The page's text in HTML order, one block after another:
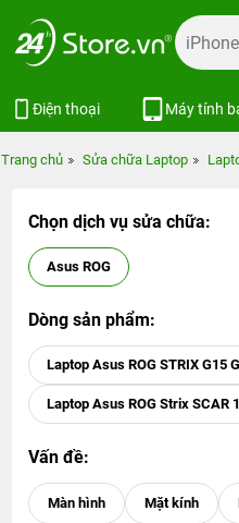
Điện thoại Máy tính
Trang chủ Sửa chữa Laptop
Chọn dịch vụ sửa chữa:
Asus ROG
Dòng sản phẩm:
Laptop Asus ROG STRIX G15
Laptop Asus ROG Strix SCAR
Vấn đề: